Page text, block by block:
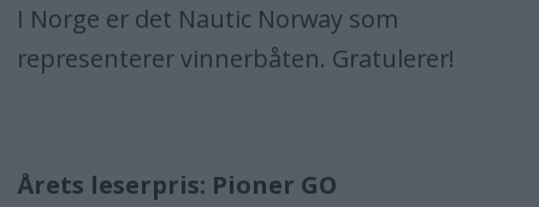
I Norge er det Nautic Norway som
representerer vinnerbåten. Gratulerer!
Årets leserpris: Pioner GO